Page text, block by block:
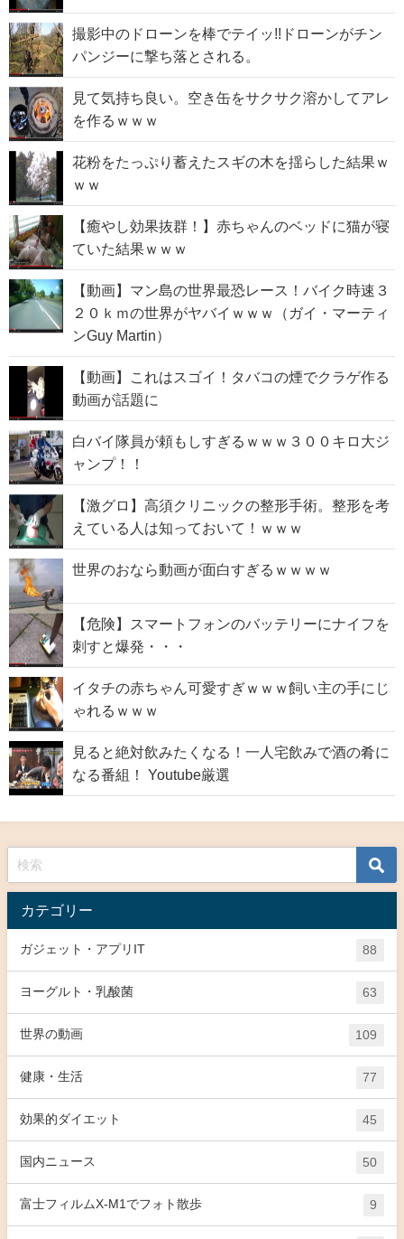
撮影中のドローンを棒でテイッ!!ドローンがチン
パンジーに撃ち落とされる。
見て気持ち良い。空き缶をサクサク溶かしてアレ
を作るｗｗｗ
花粉をたっぷり蓄えたスギの木を揺らした結果ｗ
ｗｗ
【癒やし効果抜群！】赤ちゃんのベッドに猫が寝
ていた結果ｗｗｗ
【動画】マン島の世界最恐レース！バイク時速３
２０ｋｍの世界がヤバイｗｗｗ（ガイ・マーティ
ンGuy Martin）
【動画】これはスゴイ！タバコの煙でクラゲ作る
動画が話題に
白バイ隊員が頼もしすぎるｗｗｗ３００キロ大ジ
ャンプ！！
【激グロ】高須クリニックの整形手術。整形を考
えている人は知っておいて！ｗｗｗ
世界のおなら動画が面白すぎるｗｗｗｗ
【危険】スマートフォンのバッテリーにナイフを
刺すと爆発・・・
イタチの赤ちゃん可愛すぎｗｗｗ飼い主の手にじ
ゃれるｗｗｗ
見ると絶対飲みたくなる！一人宅飲みで酒の肴に
なる番組！ Youtube厳選
カテゴリー
ガジェット・アプリIT 88
ヨーグルト・乳酸菌 63
世界の動画 109
健康・生活 77
効果的ダイエット 45
国内ニュース 50
富士フィルムX-M1でフォト散歩 9